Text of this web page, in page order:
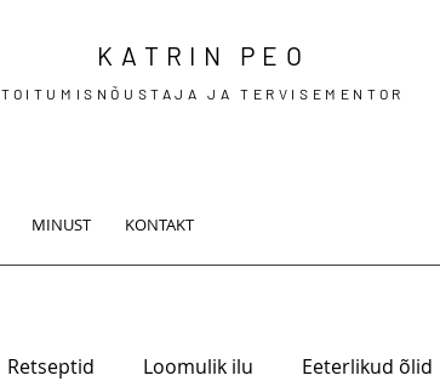
KATRIN PEO
TOITUMISNÕUSTAJA JA TERVISEMENTOR
MINUST KONTAKT
Retseptid Loomulik ilu Eeterlikud õlid